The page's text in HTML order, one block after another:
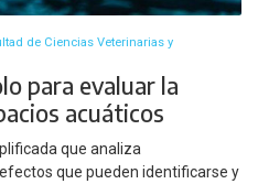
de Ciencias Veterinarias y
para evaluar la
acuáticos
que analiza
que pueden identificarse y